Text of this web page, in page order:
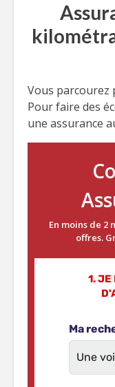
Vous parcourez
Pour faire des
une assurance
En moins de 2
offres.